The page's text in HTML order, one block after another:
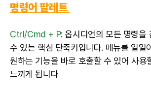
명령어 팔레트
Ctrl/Cmd + P: 옵시디언의 모든 명령을
수 있는 핵심 단축키입니다. 메뉴를 일일
원하는 기능을 바로 호출할 수 있어 사용
느끼게 됩니다